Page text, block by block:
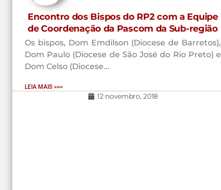
Encontro dos Bispos do RP2 com a Equipe
de Coordenação da Pascom da Sub-região
Os bispos, Dom Emdilson (Diocese de Barretos),
Dom Paulo (Diocese de São José do Rio Preto) e
Dom Celso (Diocese...
LEIA MAIS >>>
12 novembro, 2018